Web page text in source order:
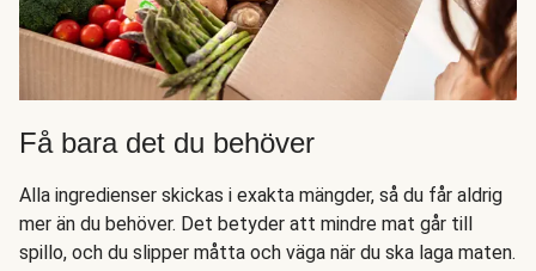
Få bara det du behöver
Alla ingredienser skickas i exakta mängder, så du får aldrig
mer än du behöver. Det betyder att mindre mat går till
spillo, och du slipper måtta och väga när du ska laga maten.